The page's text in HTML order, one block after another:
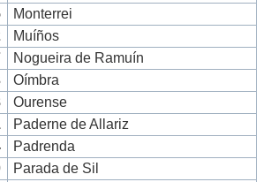
Monterrei
Muíños
Nogueira de Ramuín
Oímbra
Ourense
Paderne de Allariz
Padrenda
Parada de Sil